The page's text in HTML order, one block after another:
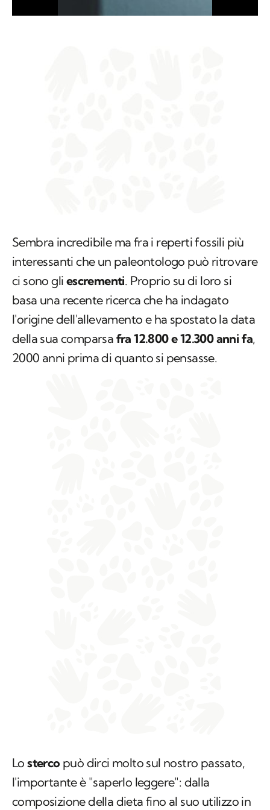
Sembra incredibile ma fra i reperti fossili più
interessanti che un paleontologo può ritrovare
ci sono gli escrementi. Proprio su di loro si
basa una recente ricerca che ha indagato
l'origine dell'allevamento e ha spostato la data
della sua comparsa fra 12.800 e 12.300 anni fa,
2000 anni prima di quanto si pensasse.
Losterco può dirci molto sul nostro passato,
l'importante è "saperlo leggere": dalla
composizione della dieta fino al suo utilizzo in